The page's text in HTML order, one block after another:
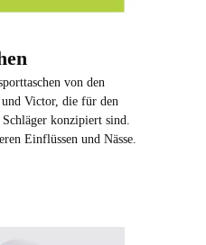
von den
Victor, die für den
konzipiert sind.
Einflüssen und Nässe.